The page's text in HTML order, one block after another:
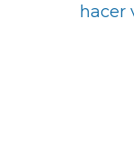
hacer